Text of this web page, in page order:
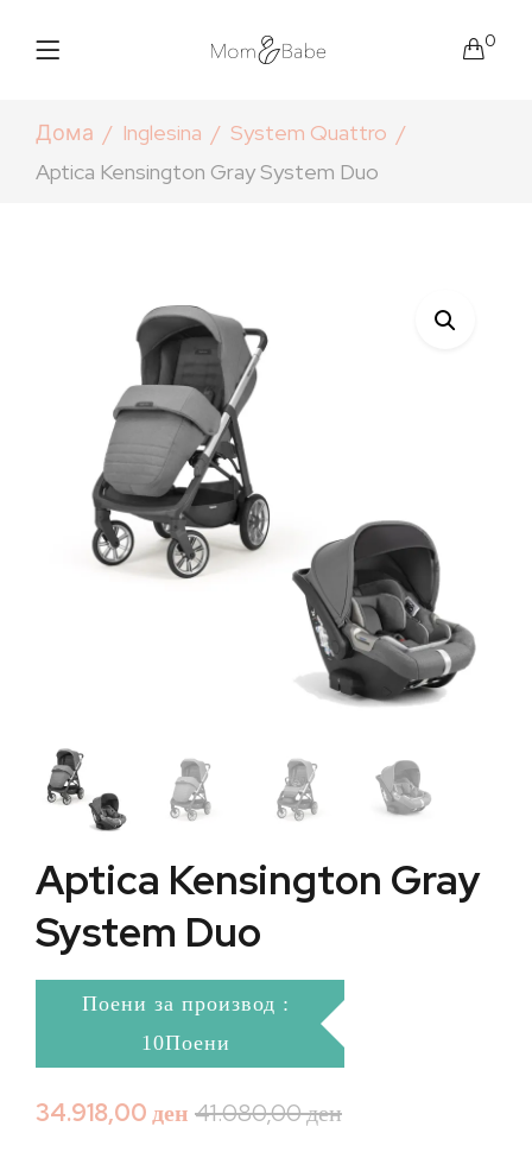
0
Дома Inglesina
System Quattro
Aptica Kensington Gray System Duo
Aptica Kensington Gray
System Duo
Поени за производ :
10Поени
41.080,00ден
34.918,00ден